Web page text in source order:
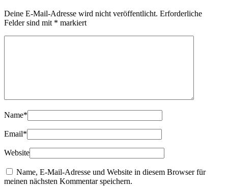
Deine E-Mail-Adresse wird nicht veröffentlicht. Erforderliche
Felder sind mit * markiert
Name*
Email*
Website
Name, E-Mail-Adresse und Website in diesem Browser für
meinen nächsten Kommentar speichern.